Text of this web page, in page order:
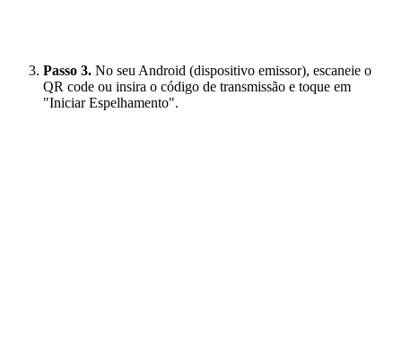
Passo 3. No seu Android (dispositivo emissor), escaneie o
QR code ou insira o código de transmissão e toque em
"Iniciar Espelhamento".